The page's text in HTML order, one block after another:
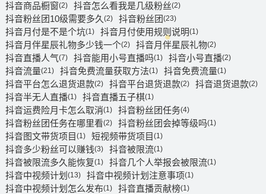
抖音商品橱窗(2) 抖音怎么看我是几级粉丝(2)
抖音粉丝团10级需要多久 (2) 抖音粉丝团(23)
抖音月付是不是个坑(1) 抖音月付使用规则说明(1)
抖音月伴星辰礼物多少钱一个(2) 抖音月伴星辰礼物(2)
抖音直播人气(7) 抖音能用小号直播吗(1) 抖音小号直播(2)
抖音流量(21) 抖音免费流量获取方法(1) 抖音免费流量(1)
抖音平台怎么退货退款(2) 抖音平台退货退款(2) 抖音退货退款(2)
抖音半无人直播(1) 抖音直播五子棋(1)
抖音运费险月卡怎么取消(1) 抖音粉丝团任务(4)
抖音粉丝团任务在哪里看(2) 抖音粉丝团会掉等级吗(1)
抖音图文带货项目 (1) 短视频带货项目 (1)
抖音多少粉丝可以赚钱(3) 抖音被限流(1)
抖音被限流多久能恢复(1) 抖音几个人举报会被限流(1)
抖音中视频计划 (13) 抖音中视频计划注意事项(1)
抖音中视频计划怎么发布(1) 抖音直播贡献榜(1)